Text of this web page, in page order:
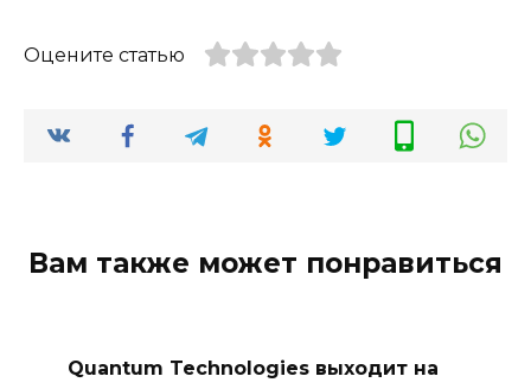
Оцените статью
Вам также может понравиться
Quantum Technologies выходит на